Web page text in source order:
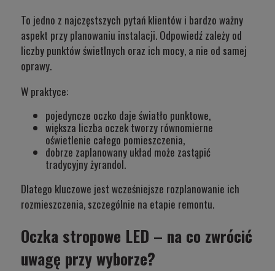
To jedno z najczęstszych pytań klientów i bardzo ważny
aspekt przy planowaniu instalacji. Odpowiedź zależy od
liczby punktów świetlnych oraz ich mocy, a nie od samej
oprawy.
W praktyce:
pojedyncze oczko daje światło punktowe,
większa liczba oczek tworzy równomierne
oświetlenie całego pomieszczenia,
dobrze zaplanowany układ może zastąpić
tradycyjny żyrandol.
Dlatego kluczowe jest wcześniejsze rozplanowanie ich
rozmieszczenia, szczególnie na etapie remontu.
Oczka stropowe LED – na co zwrócić
uwagę przy wyborze?